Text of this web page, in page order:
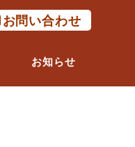
お問い合わせ
お知らせ